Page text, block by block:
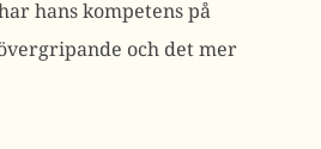
hans kompetens på
och det mer